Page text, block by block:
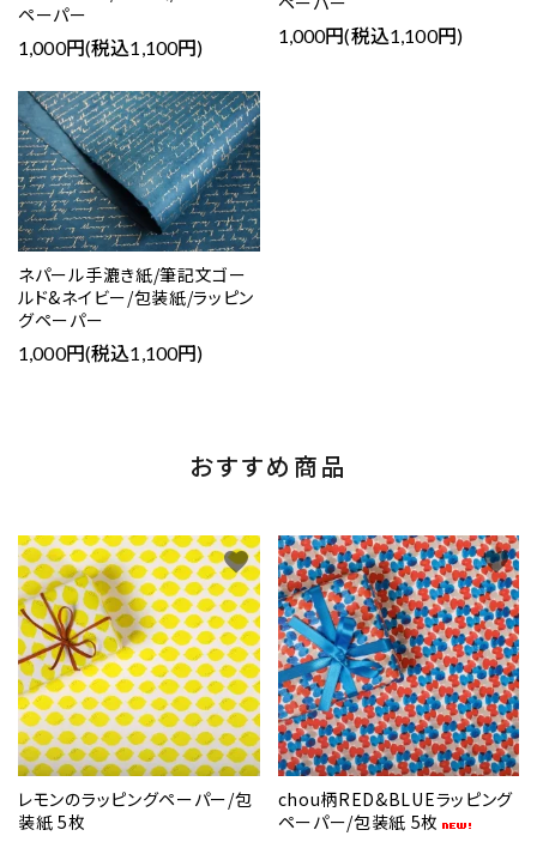
ペーパー
1,000円(税込1,100円)
1,000円(税込1,100円)
ネパール手漉き紙/筆記文ゴー
ルド&ネイビー/包装紙/ラッピン
グペーパー
1,000円(税込1,100円)
おすすめ商品
レモンのラッピングペーパー/包
装紙 5枚
favorite
chou柄RED&BLUEラッピング
ペーパー/包装紙 5枚
favorite